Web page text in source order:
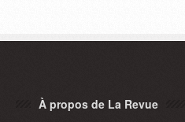
À propos de La Revue